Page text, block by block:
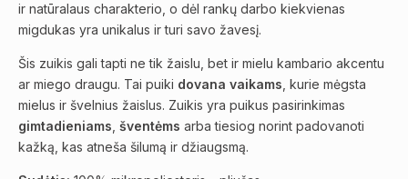
ir natūralaus charakterio, o dėl rankų darbo kiekvienas
migdukas yra unikalus ir turi savo žavesį.
Šis zuikis gali tapti ne tik žaislu, bet ir mielu kambario akcentu
ar miego draugu. Tai puiki dovana vaikams, kurie mėgsta
mielus ir švelnius žaislus. Zuikis yra puikus pasirinkimas
gimtadieniams, šventėms arba tiesiog norint padovanoti
kažką, kas atneša šilumą ir džiaugsmą.